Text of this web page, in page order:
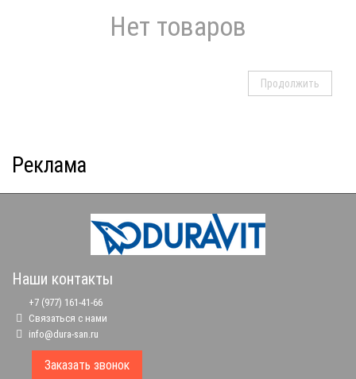
Нет товаров
Продолжить
Реклама
Наши контакты
+7 (977) 161-41-66
Связаться с нами
info@dura-san.ru
Заказать звонок